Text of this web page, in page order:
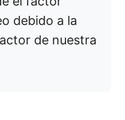
debido a la
de nuestra